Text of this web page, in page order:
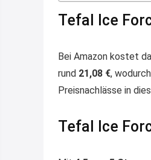
Tefal Ice
Bei Amazon kostet
rund 21,08 €,
Preisnachlässe in
Tefal Ice